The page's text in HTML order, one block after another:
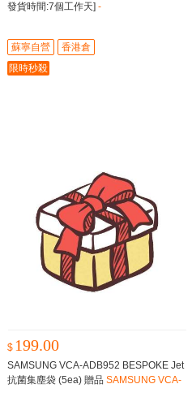
發貨時間:7個工作天] -
蘇寧自營
香港倉
限時秒殺
$ 199.00
SAMSUNG VCA-ADB952 BESPOKE Jet
抗菌集塵袋 (5ea) 贈品 SAMSUNG VCA-